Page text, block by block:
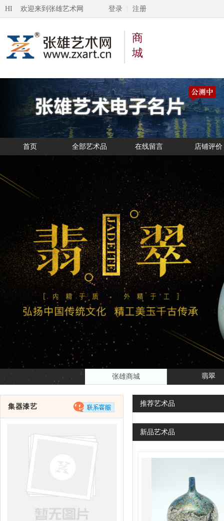
HI 欢迎来到张雄艺术网 登录 注册
商
城
首页 全部艺术品 在线留言 店铺评价
张雄商城 翡翠
集器漆艺 推荐艺术品
新品艺术品